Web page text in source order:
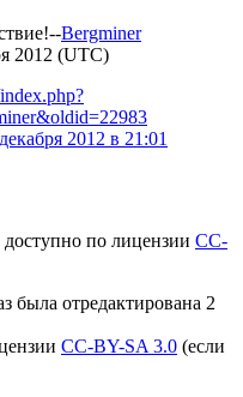
Bergminer
2012 (UTC)
2012 в 21:01
по лицензии CC-
была отредактирована 2
CC-BY-SA 3.0 (если